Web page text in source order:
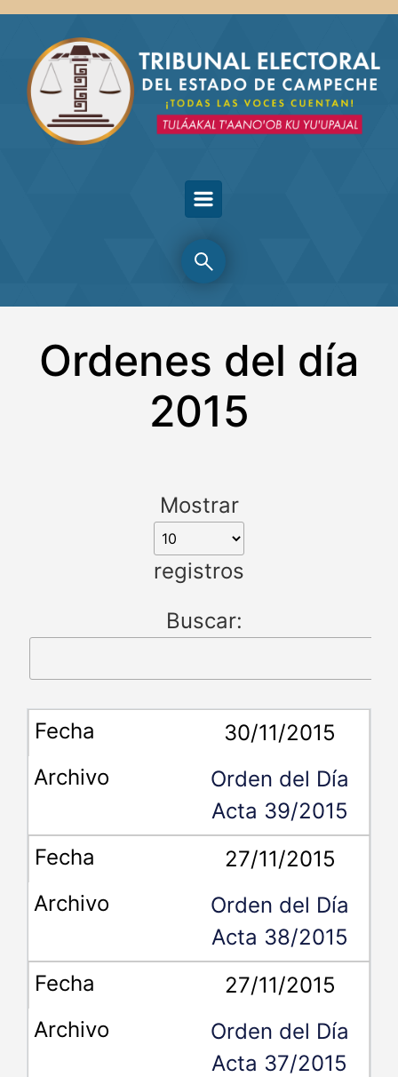
Skip to main content
Ordenes del día
2015
Mostrar
registros
Buscar:
30/11/2015
Orden del Día
Acta 39/2015
27/11/2015
Orden del Día
Acta 38/2015
27/11/2015
Orden del Día
Acta 37/2015